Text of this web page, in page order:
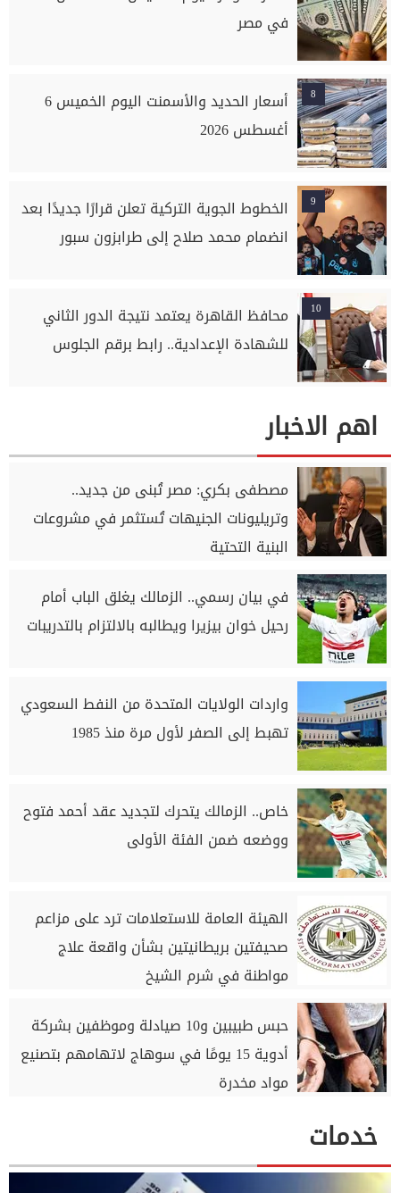
في مصر
8
أسعار الحديد والأسمنت اليوم الخميس 6
أغسطس 2026
9
الخطوط الجوية التركية تعلن قرارًا جديدًا بعد
انضمام محمد صلاح إلى طرابزون سبور
10
محافظ القاهرة يعتمد نتيجة الدور الثاني
للشهادة الإعدادية.. رابط برقم الجلوس
اهم الاخبار
مصطفى بكري: مصر تُبنى من جديد..
وتريليونات الجنيهات تُستثمر في مشروعات
البنية التحتية
في بيان رسمي.. الزمالك يغلق الباب أمام
رحيل خوان بيزيرا ويطالبه بالالتزام بالتدريبات
واردات الولايات المتحدة من النفط السعودي
تهبط إلى الصفر لأول مرة منذ 1985
خاص.. الزمالك يتحرك لتجديد عقد أحمد فتوح
ووضعه ضمن الفئة الأولى
الهيئة العامة للاستعلامات ترد على مزاعم
صحيفتين بريطانيتين بشأن واقعة علاج
مواطنة في شرم الشيخ
حبس طبيبين و10 صيادلة وموظفين بشركة
أدوية 15 يومًا في سوهاج لاتهامهم بتصنيع
مواد مخدرة
خدمات